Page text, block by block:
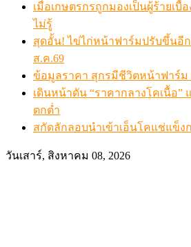
เมื่อเกษตรกรถูกมองเป็นผู้ร้ายเ
ไม่รู้
สุดอั้น! ไข่ไก่หน้าฟาร์มปรับขึ้นอีก
ส.ค.69
ข้อมูลราคา สุกรมีชีวิตหน้าฟาร์ม
เดินหน้าดัน “ราคากลางโคเนื้อ”
ตกต่ำ
สกัดลักลอบนำเข้าเอ็นโคแช่แข็ง
วันเสาร์, สิงหาคม 08, 2026